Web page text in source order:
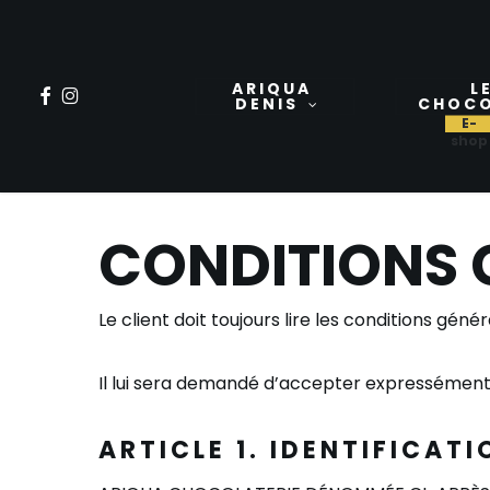
content
ARIQUA
DENIS
FACEBOOK
INSTAGRAM
CONDITIONS
Le client doit toujours lire les conditions
Il lui sera demandé d’accepter
ARTICLE 1. I